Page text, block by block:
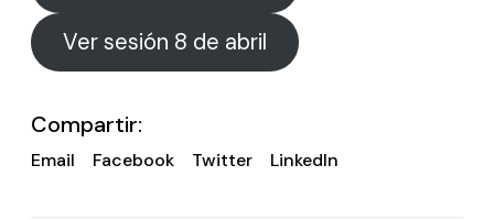
Ver sesión 8 de abril
Compartir:
Email Facebook Twitter LinkedIn